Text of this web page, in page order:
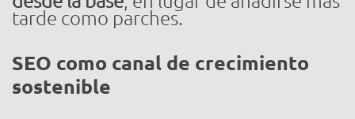
tarde como parches.
SEO como canal de crecimiento
sostenible